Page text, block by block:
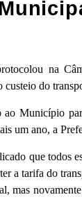
na
custeio do
ao Município
um ano, a
que todos
a tarifa do
mas